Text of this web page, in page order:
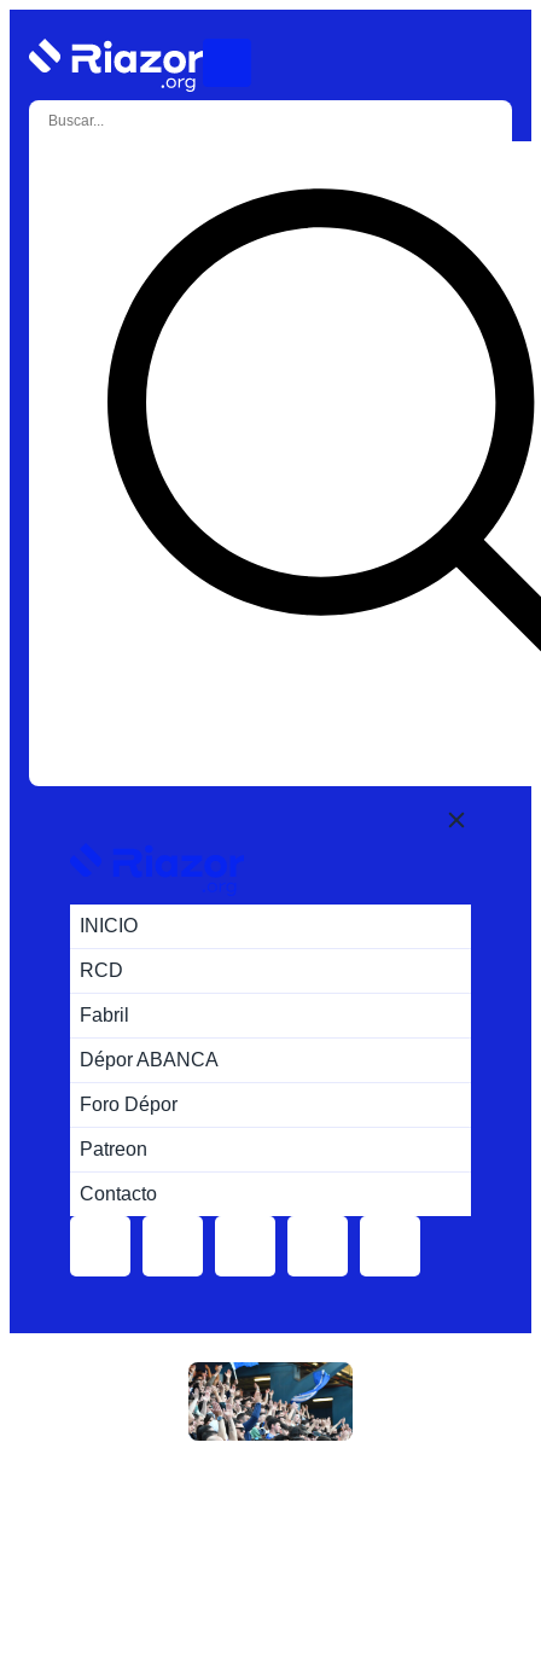
INICIO
RCD
Fabril
Dépor ABANCA
Foro Dépor
Patreon
Contacto